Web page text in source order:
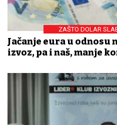
ZAŠTO DOLAR
Jačanje eura u
izvoz, pa i naš, manje